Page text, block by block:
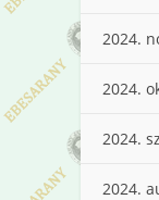
2024.
2024.
2024.
2024.